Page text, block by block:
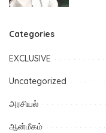
Categories
EXCLUSIVE
Uncategorized
அரசியல்
ஆன்மீகம்